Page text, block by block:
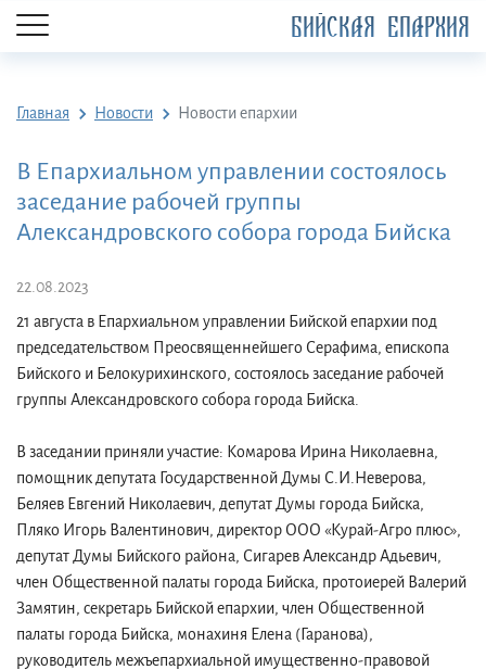
БИЙСКАЯ ЕПАРХИЯ
Главная Новости Новости епархии
В Епархиальном управлении состоялось
заседание рабочей группы
Александровского собора города Бийска
22.08.2023
21 августа в Епархиальном управлении Бийской епархии под
председательством Преосвященнейшего Серафима, епископа
Бийского и Белокурихинского, состоялось заседание рабочей
группы Александровского собора города Бийска.
В заседании приняли участие: Комарова Ирина Николаевна,
помощник депутата Государственной Думы С.И.Неверова,
Беляев Евгений Николаевич, депутат Думы города Бийска,
Пляко Игорь Валентинович, директор ООО «Курай-Агро плюс»,
депутат Думы Бийского района, Сигарев Александр Адьевич,
член Общественной палаты города Бийска, протоиерей Валерий
Замятин, секретарь Бийской епархии, член Общественной
палаты города Бийска, монахиня Елена (Гаранова),
руководитель межъепархиальной имущественно-правовой